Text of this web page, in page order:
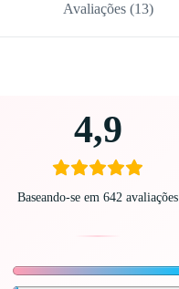
Avaliações (13)
4,9
Baseando-se em 642 avaliações